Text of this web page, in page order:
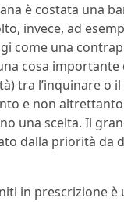
è costata una
invece, ad
come una
cosa importante
tra l’inquinare o il
e non
una scelta. Il
dalla priorità da
in prescrizione è